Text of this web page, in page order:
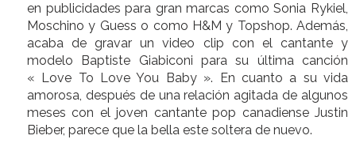
en publicidades para gran marcas como Sonia Rykiel,
Moschino y Guess o como H&M y Topshop. Además,
acaba de gravar un video clip con el cantante y
modelo Baptiste Giabiconi para su última canción
« Love To Love You Baby ». En cuanto a su vida
amorosa, después de una relación agitada de algunos
meses con el joven cantante pop canadiense Justin
Bieber, parece que la bella este soltera de nuevo.